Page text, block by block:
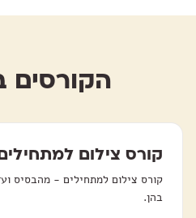
הקורסים
קורס צילום
קורס צילום למתחילים - מהבסיס
בהן.